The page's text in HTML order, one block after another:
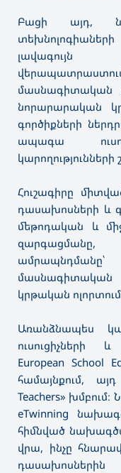
Բացի այդ,
մասնագիտական
նորարարական
գործիքների
ապագա
Հուշագիրը
դասախոսների և
մեթոդական և
զարգացմանը,
մասնագիտական
կրթական
Առանձնապես
ուսուցիչների
European School
համայնքում,
Teachers»
eTwinning
հիմնված
վրա, ինչը